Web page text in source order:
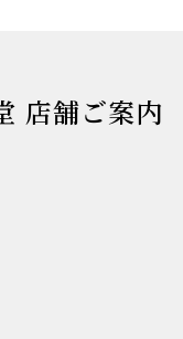
店舗ご案内